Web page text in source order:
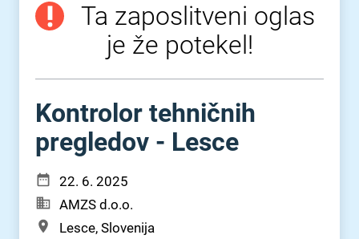
Ta zaposlitveni oglas
je že potekel!
Kontrolor tehničnih
pregledov - Lesce
22. 6. 2025
AMZS d.o.o.
Lesce, Slovenija